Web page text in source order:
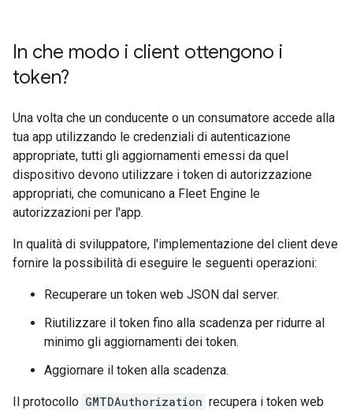
In che modo i client ottengono i
token?
Una volta che un conducente o un consumatore accede alla
tua app utilizzando le credenziali di autenticazione
appropriate, tutti gli aggiornamenti emessi da quel
dispositivo devono utilizzare i token di autorizzazione
appropriati, che comunicano a Fleet Engine le
autorizzazioni per l'app.
In qualità di sviluppatore, l'implementazione del client deve
fornire la possibilità di eseguire le seguenti operazioni:
Recuperare un token web JSON dal server.
Riutilizzare il token fino alla scadenza per ridurre al
minimo gli aggiornamenti dei token.
Aggiornare il token alla scadenza.
Il protocollo GMTDAuthorization recupera i token web